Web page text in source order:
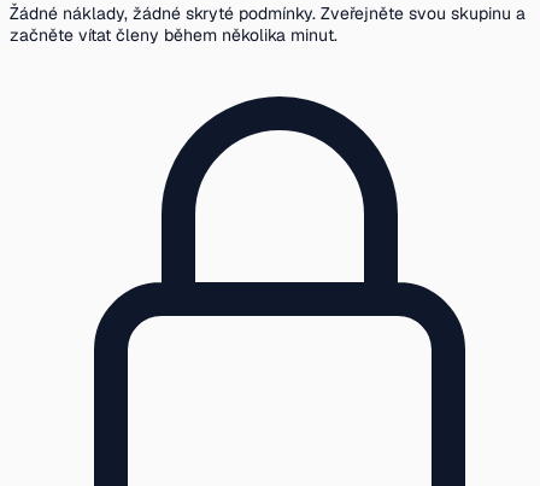
Žádné náklady, žádné skryté podmínky. Zveřejněte svou skupinu a
začněte vítat členy během několika minut.